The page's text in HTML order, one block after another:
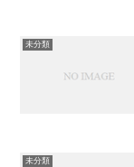
未分類
未分類